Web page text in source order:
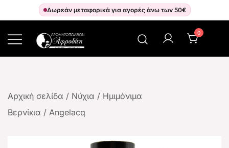
Δωρεάν μεταφορικά για αγορές άνω των 50€
0
Αρχική σελίδα / Νύχια / Ημιμόνιμα
Βερνίκια / Angelacq